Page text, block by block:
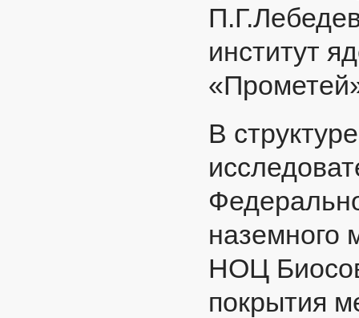
институт
В
наземного
НОЦ
покрытия